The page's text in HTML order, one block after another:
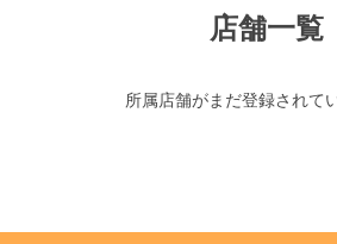
店舗一覧
所属店舗がまだ登録されて